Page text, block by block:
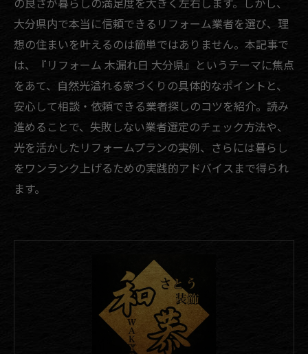
大分県内で本当に信頼できるリフォーム業者を選び、理
想の住まいを叶えるのは簡単ではありません。本記事で
は、『リフォーム 木漏れ日 大分県』というテーマに焦点
をあて、自然光溢れる家づくりの具体的なポイントと、
安心して相談・依頼できる業者探しのコツを紹介。読み
進めることで、失敗しない業者選定のチェック方法や、
光を活かしたリフォームプランの実例、さらには暮らし
をワンランク上げるための実践的アドバイスまで得られ
ます。